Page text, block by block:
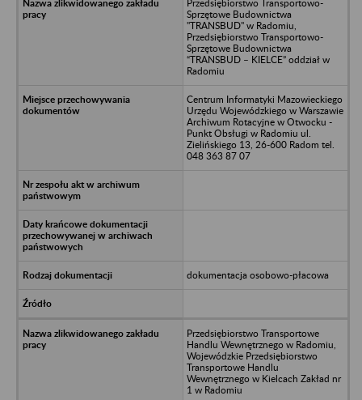
Przedsiębiorstwo Transportowo-
Sprzętowe Budownictwa
"TRANSBUD" w Radomiu,
Przedsiębiorstwo Transportowo-
Sprzętowe Budownictwa
“TRANSBUD – KIELCE” oddział w
Radomiu
Centrum Informatyki Mazowieckiego
Urzędu Wojewódzkiego w Warszawie
Archiwum Rotacyjne w Otwocku -
Punkt Obsługi w Radomiu ul.
Zielińskiego 13, 26-600 Radom tel.
048 363 87 07
dokumentacja osobowo-płacowa
Przedsiębiorstwo Transportowe
Handlu Wewnętrznego w Radomiu,
Wojewódzkie Przedsiębiorstwo
Transportowe Handlu
Wewnętrznego w Kielcach Zakład nr
1 w Radomiu